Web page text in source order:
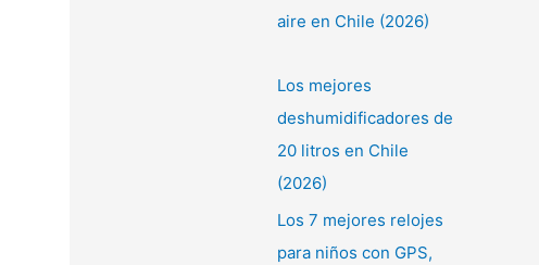
aire en Chile (2026)
Los mejores
deshumidificadores de
20 litros en Chile
(2026)
Los 7 mejores relojes
para niños con GPS,